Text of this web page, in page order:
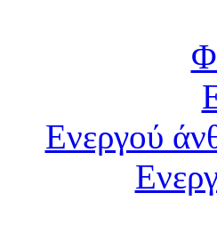
Ενεργού